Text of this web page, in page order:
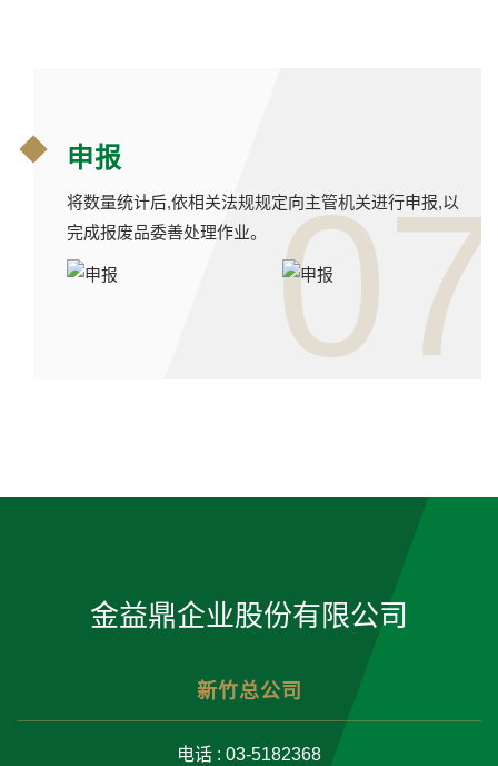
申报
将数量统计后,依相关法规规定向主管机关进行申报,以
完成报废品委善处理作业。
07
金益鼎企业股份有限公司
新竹总公司
电话 : 03-5182368